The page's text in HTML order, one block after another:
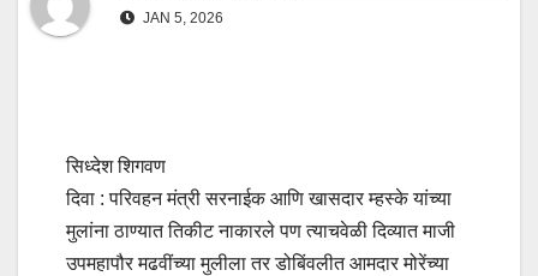
JAN 5, 2026
सिध्देश शिगवण
दिवा : परिवहन मंत्री सरनाईक आणि खासदार म्हस्के यांच्या
मुलांना ठाण्यात तिकीट नाकारले पण त्याचवेळी दिव्यात माजी
उपमहापौर मढवींच्या मुलीला तर डोबिंवलीत आमदार मोरेंच्या